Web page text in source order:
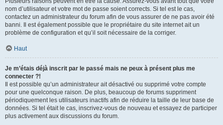
nom d’utilisateur et votre mot de passe soient corrects. Si tel est le cas,
contactez un administrateur du forum afin de vous assurer de ne pas avoir été
banni. Il est également possible que le propriétaire du site internet ait un
problème de configuration et qu’il soit nécessaire de la corriger.
Haut
Je m’étais déjà inscrit par le passé mais ne peux à présent plus me
connecter ?!
Il est possible qu’un administrateur ait désactivé ou supprimé votre compte
pour une quelconque raison. De plus, beaucoup de forums suppriment
périodiquement les utilisateurs inactifs afin de réduire la taille de leur base de
données. Si tel était le cas, inscrivez-vous de nouveau et essayez de participer
plus activement aux discussions du forum.